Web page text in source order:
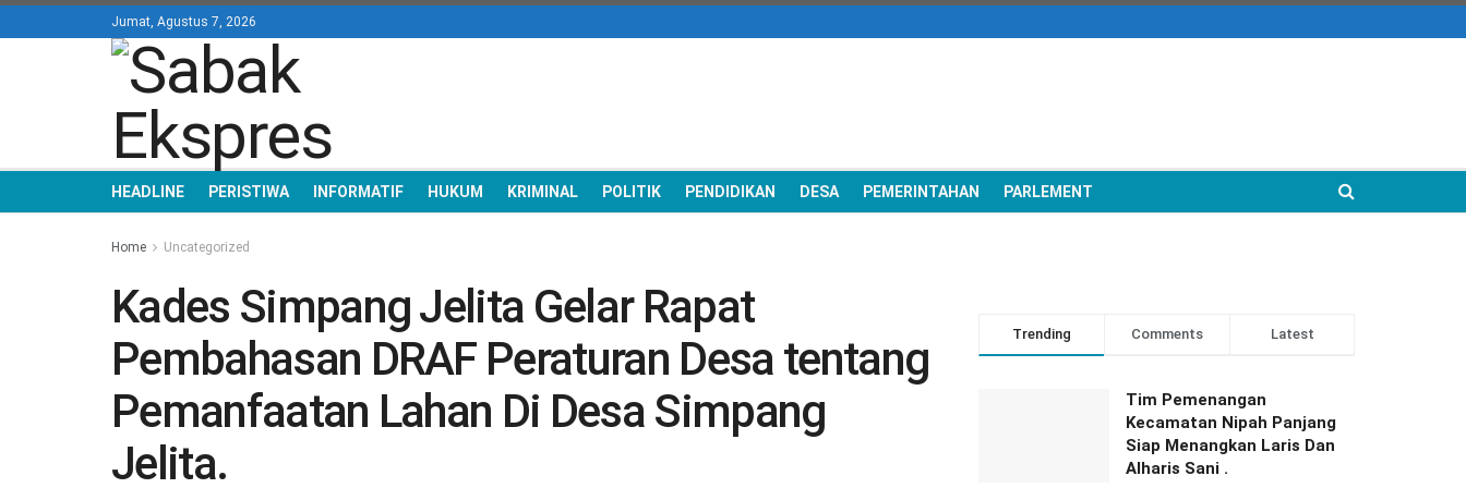
Jumat, Agustus 7, 2026
HEADLINE PERISTIWA INFORMATIF HUKUM KRIMINAL POLITIK PENDIDIKAN DESA PEMERINTAHAN PARLEMENT
Home Uncategorized
Kades Simpang Jelita Gelar Rapat
Pembahasan DRAF Peraturan Desa tentang
Pemanfaatan Lahan Di Desa Simpang
Jelita.
Trending Comments Latest
Tim Pemenangan
Kecamatan Nipah Panjang
Siap Menangkan Laris Dan
Alharis Sani .